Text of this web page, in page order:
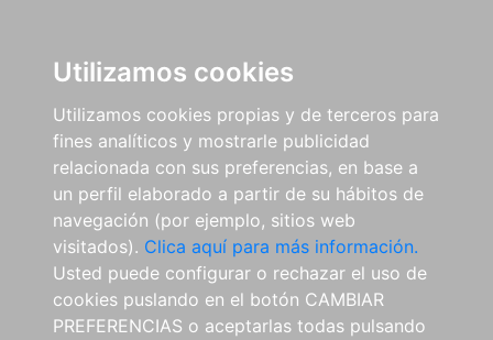
Utilizamos cookies
Utilizamos cookies propias y de terceros para
fines analíticos y mostrarle publicidad
relacionada con sus preferencias, en base a
un perfil elaborado a partir de su hábitos de
navegación (por ejemplo, sitios web
visitados). Clica aquí para más información.
Usted puede configurar o rechazar el uso de
cookies puslando en el botón CAMBIAR
PREFERENCIAS o aceptarlas todas pulsando